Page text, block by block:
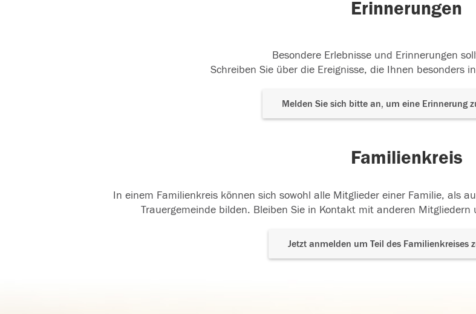
Erinnerungen
Besondere Erlebnisse und Erinnerungen
Schreiben Sie über die Ereignisse, die Ihnen besonders
Melden Sie sich bitte an, um eine Erinnerung
Familienkreis
In einem Familienkreis können sich sowohl alle Mitglieder einer Familie, als
Trauergemeinde bilden. Bleiben Sie in Kontakt mit anderen
Jetzt anmelden um Teil des Familienkreises